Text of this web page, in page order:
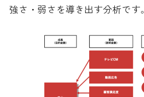
強さ・弱さを導き出す分析です。